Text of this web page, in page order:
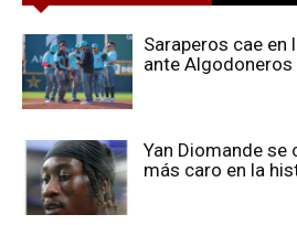
Saraperos cae en
ante Algodoneros
Yan Diomande se
más caro en la